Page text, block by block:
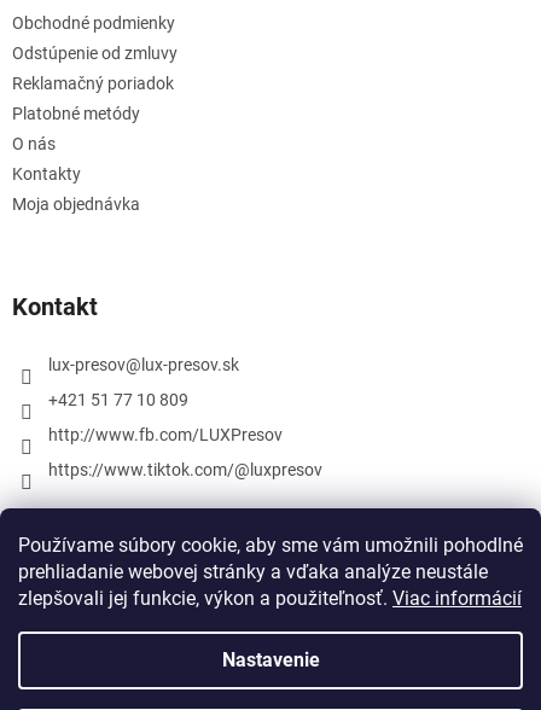
Používame súbory cookie, aby sme vám umožnili pohodlné
prehliadanie webovej stránky a vďaka analýze neustále
zlepšovali jej funkcie, výkon a použiteľnosť. Viac informácií
Nastavenie
Obchodné podmienky
Odstúpenie od zmluvy
Reklamačný poriadok
Platobné metódy
O nás
Kontakty
Moja objednávka
Kontakt
lux-presov@ lux-presov.sk
+421 51 77 10 809
http://www.fb.com/LUXPresov
https://www.tiktok.com/@luxpresov
Vytvoril Shoptet